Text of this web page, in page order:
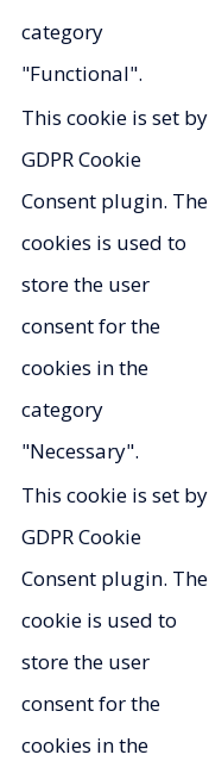
category
"Functional".
This cookie is set by
GDPR Cookie
Consent plugin. The
cookies is used to
store the user
consent for the
cookies in the
category
"Necessary".
This cookie is set by
GDPR Cookie
Consent plugin. The
cookie is used to
store the user
consent for the
cookies in the